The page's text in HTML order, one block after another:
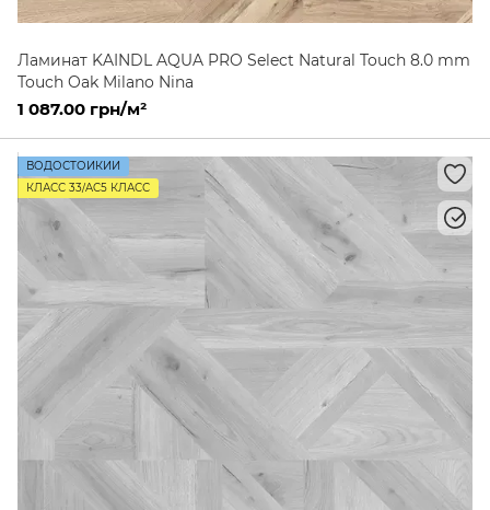
Ламинат KAINDL AQUA PRO Select Natural Touch 8.0 mm
Touch Oak Milano Nina
1 087.00 грн/м²
ВОДОСТОЙКИЙ
КЛАСС 33/AC5 КЛАСС